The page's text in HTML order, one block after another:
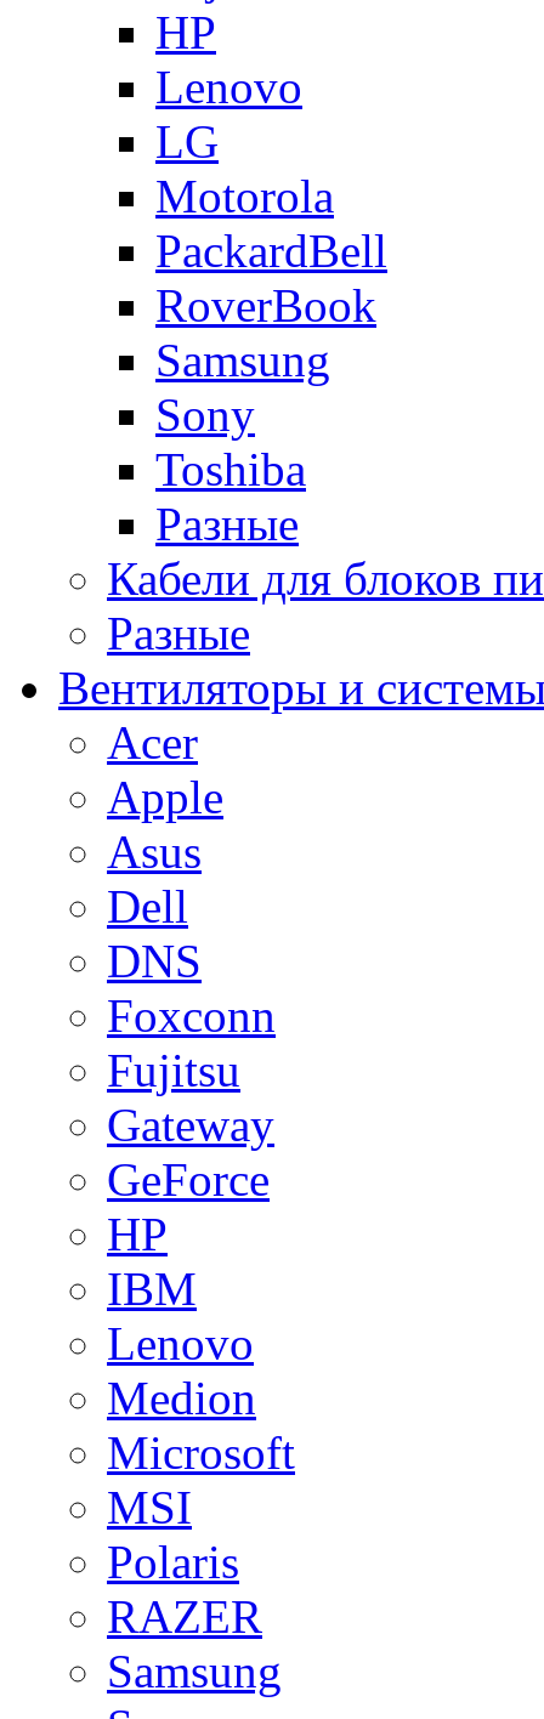
HP
Lenovo
LG
Motorola
PackardBell
RoverBook
Samsung
Sony
Toshiba
Разные
Кабели для блоков
Разные
Вентиляторы и
Acer
Apple
Asus
Dell
DNS
Foxconn
Fujitsu
Gateway
GeForce
HP
IBM
Lenovo
Medion
Microsoft
MSI
Polaris
RAZER
Samsung